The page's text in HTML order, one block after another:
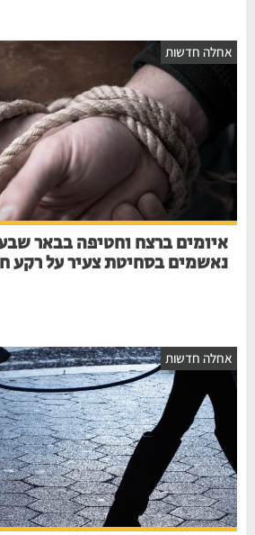
אחלה חדשות
איומים ברצח וחטיפה בבאר
נאשמים בסחיטת צעיר על רקע
אחלה חדשות